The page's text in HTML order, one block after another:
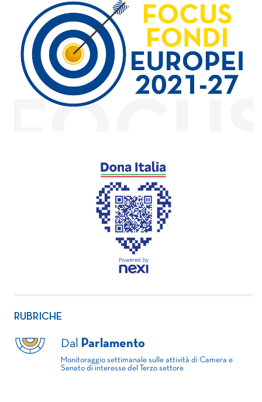
RUBRICHE
Dal Parlamento
Monitoraggio settimanale sulle attività di Camera e
Senato di interesse del Terzo settore